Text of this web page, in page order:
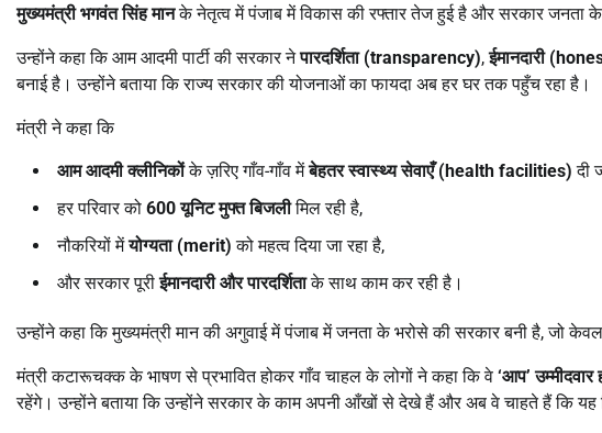
मुख्यमंत्री भगवंत सिंह मानके नेतृत्व में पंजाब में विकास की रफ्तार तेज हुई है और सरकार जनता के
उन्होंने कहा कि आम आदमी पार्टी की सरकार नेपारदर्शिता (transparency),ईमानदारी
बनाई है। उन्होंने बताया कि राज्य सरकार की योजनाओं का फायदा अब हर घर तक पहुँच रहा है।
मंत्री ने कहा कि
आम आदमी क्लीनिकोंके ज़रिए गाँव-गाँव मेंबेहतर स्वास्थ्य सेवाएँ (health facilities) दी
हर परिवार को 600यूनिट मुफ्त बिजलीमिल रही है,
नौकरियों मेंयोग्यता (merit) को महत्व दिया जा रहा है,
और सरकार पूरीईमानदारी और पारदर्शिताके साथ काम कर रही है।
उन्होंने कहा कि मुख्यमंत्री मान की अगुवाई में पंजाब में जनता के भरोसे की सरकार बनी है, जो
मंत्री कटारूचक्क के भाषण से प्रभावित होकर गाँव चाहल के लोगों ने कहा कि वे ‘आप’
रहेंगे। उन्होंने बताया कि उन्होंने सरकार के काम अपनी आँखों से देखे हैं और अब वे चाहते हैं कि यह